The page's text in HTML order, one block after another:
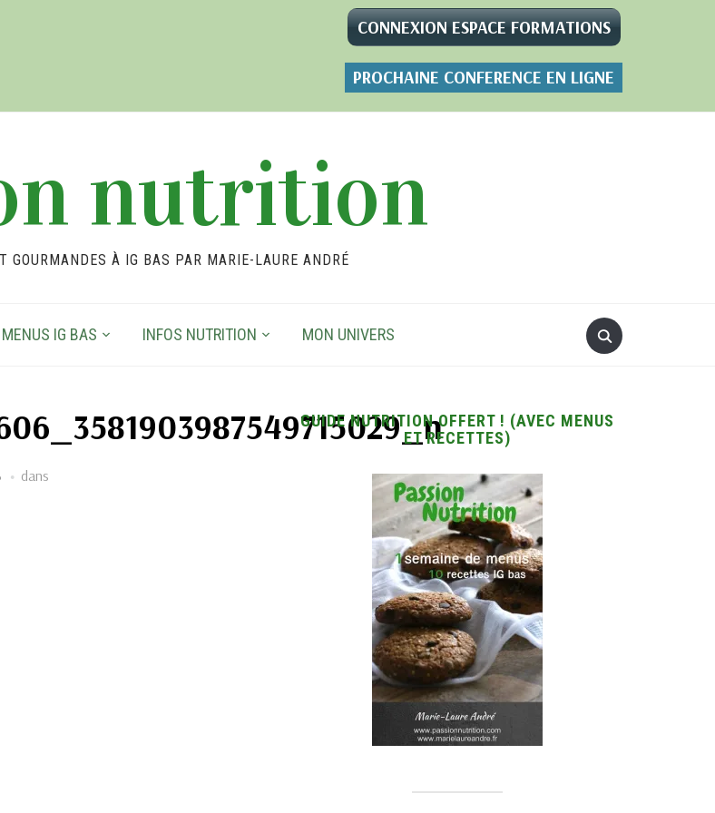
CONNEXION ESPACE FORMATIONS
PROCHAINE CONFERENCE EN LIGNE
nutrition
GOURMANDES À IG BAS PAR MARIE-LAURE ANDRÉ
MENUS IG BAS INFOS NUTRITION MON UNIVERS
dans
GUIDE NUTRITION OFFERT ! (AVEC MENUS
ET RECETTES)